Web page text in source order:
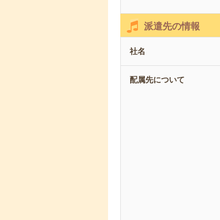
派遣先の情報
社名
配属先について